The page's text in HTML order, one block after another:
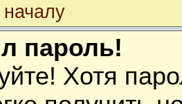
пароль!
Хотя